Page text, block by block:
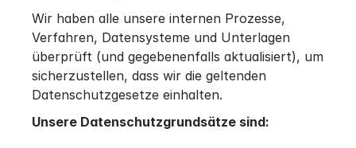
Wir haben alle unsere internen Prozesse,
Verfahren, Datensysteme und Unterlagen
überprüft (und gegebenenfalls aktualisiert), um
sicherzustellen, dass wir die geltenden
Datenschutzgesetze einhalten.
Unsere Datenschutzgrundsätze sind: